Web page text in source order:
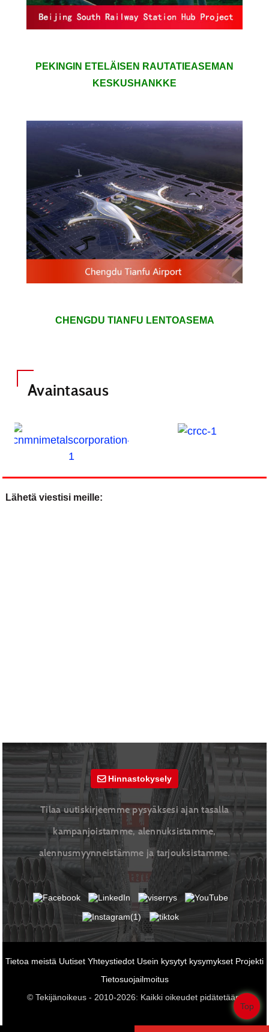
PEKINGIN ETELÄISEN RAUTATIEASEMAN
KESKUSHANKKE
CHENGDU TIANFU LENTOASEMA
Avaintasaus
Lähetä viestisi meille:
Hinnastokysely
Tilaa uutiskirjeemme pysyäksesi ajan tasalla
kampanjoistamme, alennuksistamme,
alennusmyynneistämme ja tarjouksistamme.
Tietoa meistä Uutiset Yhteystiedot Usein kysytyt kysymykset Projekti
Tietosuojailmoitus
© Tekijänoikeus - 2010-2026: Kaikki oikeudet pidätetään.
Top